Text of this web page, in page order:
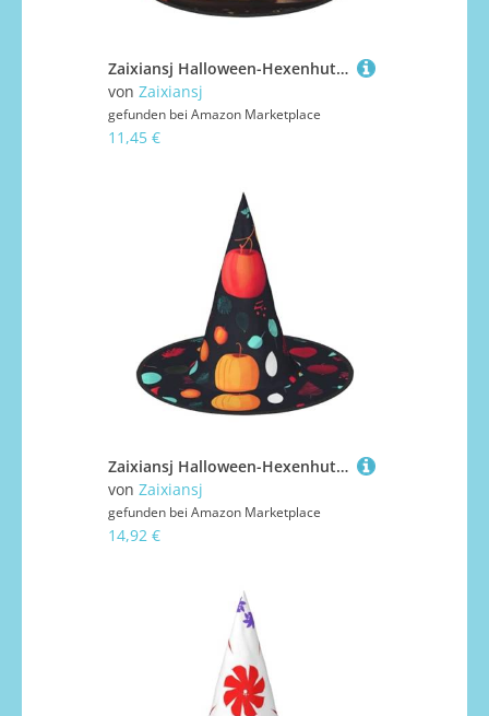
Zaixiansj Halloween-Hexenhut, verführerische Wurst-Pizza-Druck, Kostüm, Kopfbedeckung, Erwachsene, gruseliger Hut, Festival-Kopfbedeckung
von Zaixiansj
gefunden bei Amazon Marketplace
11,45 €
Zaixiansj Halloween-Hexenhut, Kürbis-Blumen-Druck, Kostüm, Kopfbedeckung, Erwachsene, gruseliger Hut, Festival-Kopfbedeckung
von Zaixiansj
gefunden bei Amazon Marketplace
14,92 €